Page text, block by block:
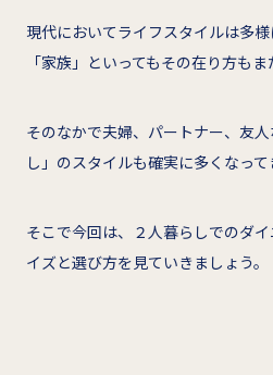
現代においてライフスタイルは多
「家族」といってもその在り方もま
そのなかで夫婦、パートナー、友
し」のスタイルも確実に多くなって
そこで今回は、２人暮らしでのダ
イズと選び方を見ていきましょう。